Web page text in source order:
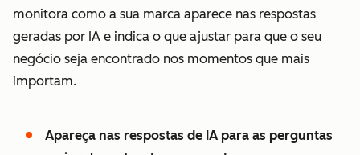
monitora como a sua marca aparece nas respostas
geradas por IA e indica o que ajustar para que o seu
negócio seja encontrado nos momentos que mais
importam.
Apareça nas respostas de IA para as perguntas